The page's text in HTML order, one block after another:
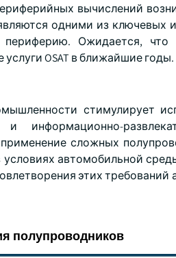
вычислений
одними из ключевых
Ожидается, что
OSAT в ближайшие годы.
стимулирует
информационно-
сложных
автомобильной
этих
полупроводников